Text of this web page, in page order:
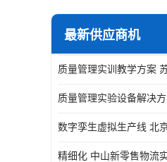
最新供应商机